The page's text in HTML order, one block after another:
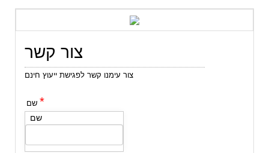
צור קשר
צור עימנו קשר לפגישת ייעוץ חינם
*
שם